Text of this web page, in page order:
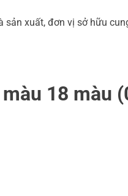
xuất, đơn vị sở hữu
18 màu